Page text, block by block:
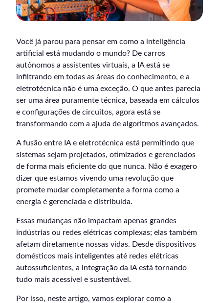
Você já parou para pensar em como a inteligência
artificial está mudando o mundo? De carros
autônomos a assistentes virtuais, a IA está se
infiltrando em todas as áreas do conhecimento, e a
eletrotécnica não é uma exceção. O que antes parecia
ser uma área puramente técnica, baseada em cálculos
e configurações de circuitos, agora está se
transformando com a ajuda de algoritmos avançados.
A fusão entre IA e eletrotécnica está permitindo que
sistemas sejam projetados, otimizados e gerenciados
de forma mais eficiente do que nunca. Não é exagero
dizer que estamos vivendo uma revolução que
promete mudar completamente a forma como a
energia é gerenciada e distribuída.
Essas mudanças não impactam apenas grandes
indústrias ou redes elétricas complexas; elas também
afetam diretamente nossas vidas. Desde dispositivos
domésticos mais inteligentes até redes elétricas
autossuficientes, a integração da IA está tornando
tudo mais acessível e sustentável.
Por isso, neste artigo, vamos explorar como a